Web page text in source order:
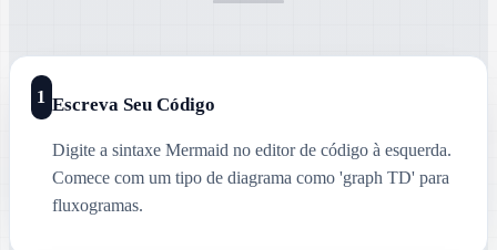
1 Escreva Seu Código
Digite a sintaxe Mermaid no editor de código à esquerda.
Comece com um tipo de diagrama como 'graph TD' para
fluxogramas.